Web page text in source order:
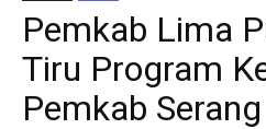
Pemkab Lima
Tiru Program
Pemkab Serang